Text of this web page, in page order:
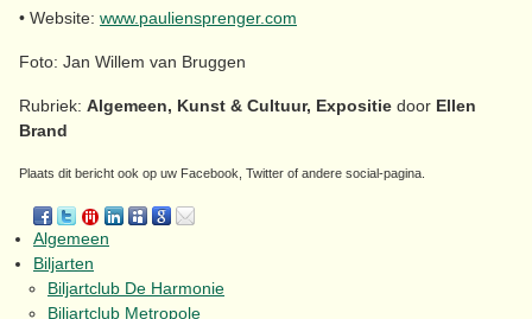
• Website: www.pauliensprenger.com
Foto: Jan Willem van Bruggen
Rubriek: Algemeen, Kunst & Cultuur, Expositie door Ellen
Brand
Plaats dit bericht ook op uw Facebook, Twitter of andere social-pagina.
Algemeen
Biljarten
Biljartclub De Harmonie
Biljartclub Metropole